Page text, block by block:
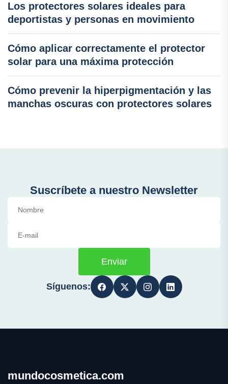
Los protectores solares ideales para
deportistas y personas en movimiento
Cómo aplicar correctamente el protector
solar para una máxima protección
Cómo prevenir la hiperpigmentación y las
manchas oscuras con protectores solares
Suscríbete a nuestro Newsletter
Enviar
Síguenos:
mundocosmetica.com